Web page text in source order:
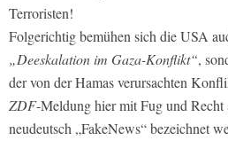
Terroristen!
Folgerichtig bemühen sich die USA
„Deeskalation im Gaza-Konflikt“,
der von der Hamas verursachten
ZDF-Meldung hier mit Fug und Recht
neudeutsch „FakeNews“ bezeichnet